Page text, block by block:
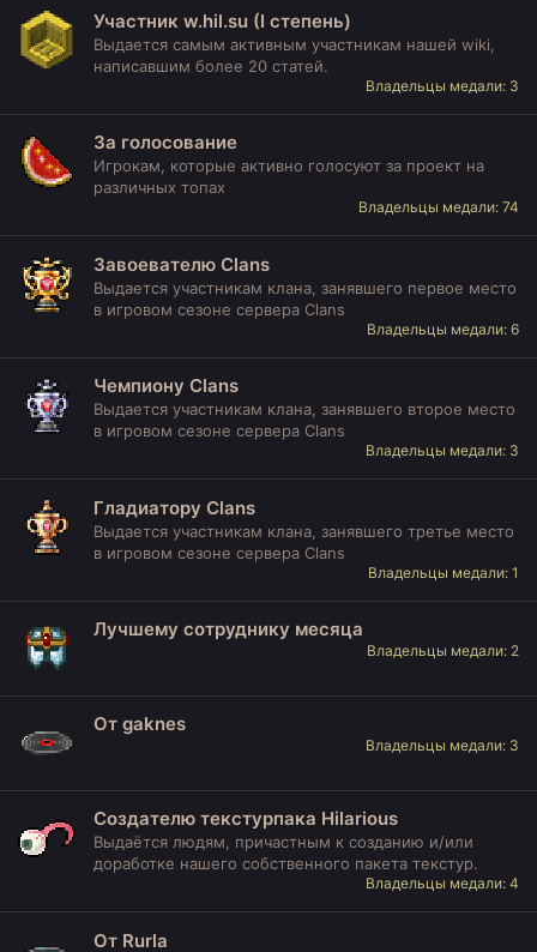
Участник w.hil.su (I степень)
Выдается самым активным участникам нашей wiki,
написавшим более 20 статей.
Владельцы медали: 3
За голосование
Игрокам, которые активно голосуют за проект на
различных топах
Владельцы медали: 74
Завоевателю Clans
Выдается участникам клана, занявшего первое место
в игровом сезоне сервера Clans
Владельцы медали: 6
Чемпиону Clans
Выдается участникам клана, занявшего второе место
в игровом сезоне сервера Clans
Владельцы медали: 3
Гладиатору Clans
Выдается участникам клана, занявшего третье место
в игровом сезоне сервера Clans
Владельцы медали: 1
Лучшему сотруднику месяца
Владельцы медали: 2
От gaknes
Владельцы медали: 3
Создателю текстурпака Hilarious
Выдаётся людям, причастным к созданию и/или
доработке нашего собственного пакета текстур.
Владельцы медали: 4
От Rurla